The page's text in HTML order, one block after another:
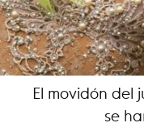
El movidón del
se